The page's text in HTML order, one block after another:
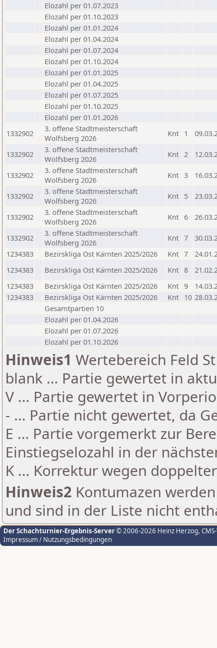
Elozahl per 01.07.2023
Elozahl per 01.10.2023
Elozahl per 01.01.2024
Elozahl per 01.04.2024
Elozahl per 01.07.2024
Elozahl per 01.10.2024
Elozahl per 01.01.2025
Elozahl per 01.04.2025
Elozahl per 01.07.2025
Elozahl per 01.10.2025
Elozahl per 01.01.2026
1332902
3. offene Stadtmeisterschaft
Wolfsberg 2026
Knt 1
1332902
3. offene Stadtmeisterschaft
Wolfsberg 2026
Knt 2
1332902
3. offene Stadtmeisterschaft
Wolfsberg 2026
Knt 3
1332902
3. offene Stadtmeisterschaft
Wolfsberg 2026
Knt 5
1332902
3. offene Stadtmeisterschaft
Wolfsberg 2026
Knt 6
1332902
3. offene Stadtmeisterschaft
Wolfsberg 2026
Knt 7
1234383
Bezirskliga Ost Kärnten 2025/2026 Knt 7
1234383
Bezirskliga Ost Kärnten 2025/2026 Knt 8
1234383
Bezirskliga Ost Kärnten 2025/2026 Knt 9
1234383
Bezirskliga Ost Kärnten 2025/2026 Knt 10
Gesamtpartien 10
Elozahl per 01.04.2026
Elozahl per 01.07.2026
Elozahl per 01.10.2026
Hinweis1 Wertebereich Feld
blank ... Partie gewertet in
V ... Partie gewertet in
- ... Partie nicht gewertet, da
E ... Partie vorgemerkt zur
Einstiegselozahl in der
K ... Korrektur wegen
Hinweis2 Kontumazen
und sind in der Liste nicht
Der Schachturnier-Ergebnis-Server© 2006-2026 Heinz Herzog,
Impressum / Nutzungsbedingungen